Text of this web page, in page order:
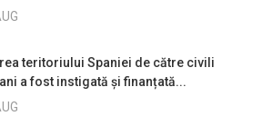
teritoriului Spaniei de către civili
a fost instigată și finanțată...